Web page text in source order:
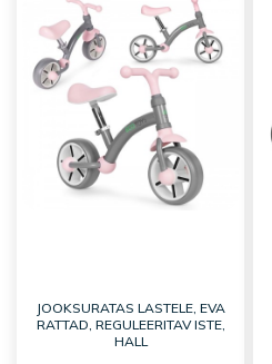
JOOKSURATAS LASTELE, EVA
RATTAD, REGULEERITAV ISTE,
HALL